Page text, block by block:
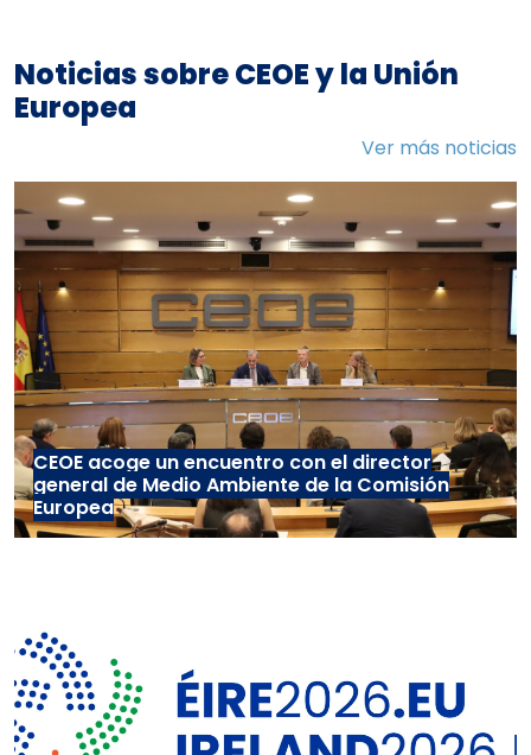
Noticias sobre CEOE y la Unión
Europea
Ver más noticias
CEOE acoge un encuentro con el director
general de Medio Ambiente de la Comisión
Europea